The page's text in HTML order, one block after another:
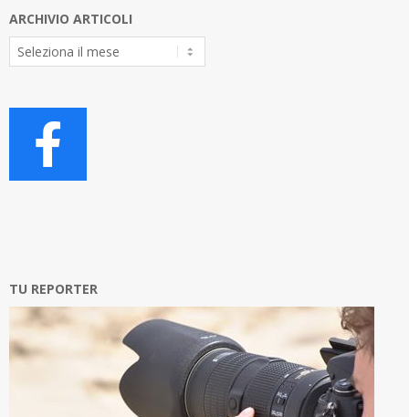
ARCHIVIO ARTICOLI
Archivio
Articoli
TU REPORTER